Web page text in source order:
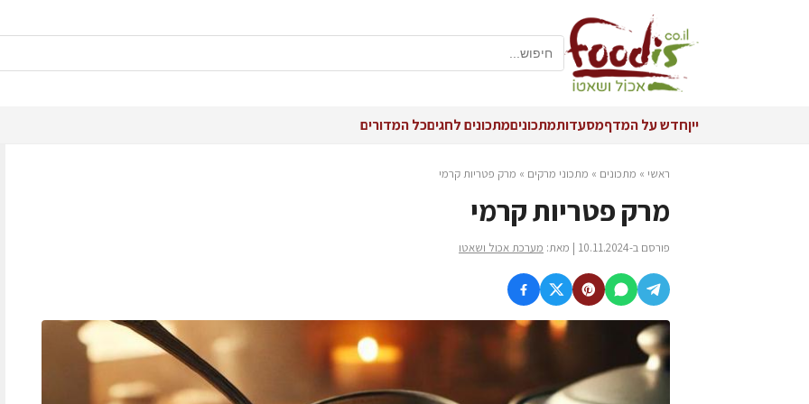
ייןחדש על המדףמסעדותמתכוניםמתכונים לחגיםכל המדורים
ראשי » מתכונים » מתכוני מרקים » מרק פטריות קרמי
מרק פטריות קרמי
פורסם ב-10.11.2024 | מאת: מערכת אכול ושאטו